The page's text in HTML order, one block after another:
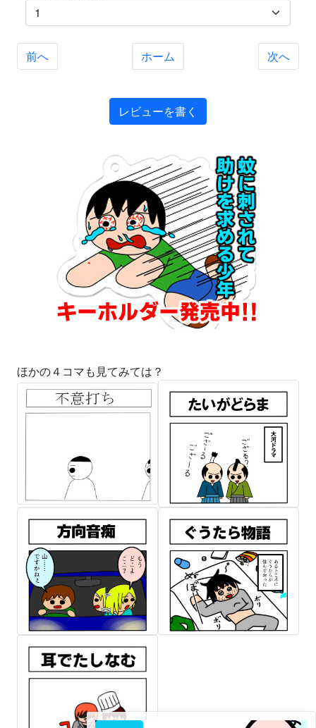
前へ ホーム 次へ
レビューを書く
ほかの４コマも見てみては？